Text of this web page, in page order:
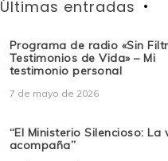
Últimas entradas
Programa de radio «Sin
Testimonios de Vida» – Mi
testimonio personal
7 de mayo de 2026
“El Ministerio Silencioso: La
acompaña”